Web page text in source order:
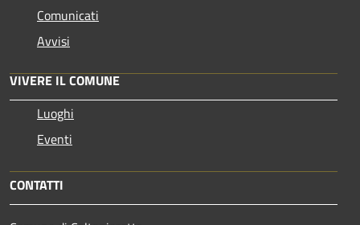
Comunicati
Avvisi
VIVERE IL COMUNE
Luoghi
Eventi
CONTATTI